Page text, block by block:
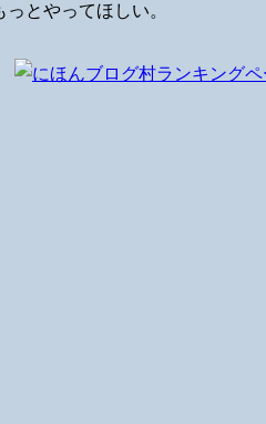
とやってほしい。